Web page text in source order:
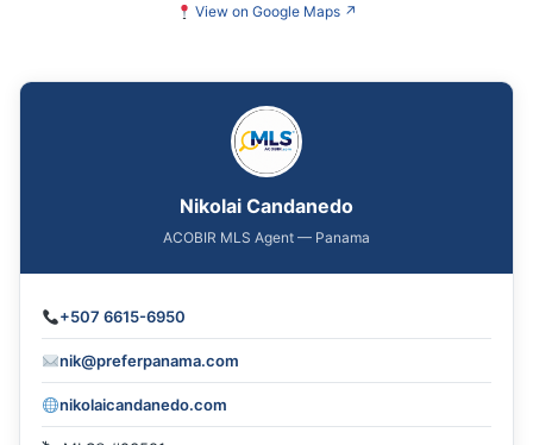
View on Google Maps ↗
Nikolai Candanedo
ACOBIR MLS Agent — Panama
+507 6615-6950
nik@preferpanama.com
nikolaicandanedo.com